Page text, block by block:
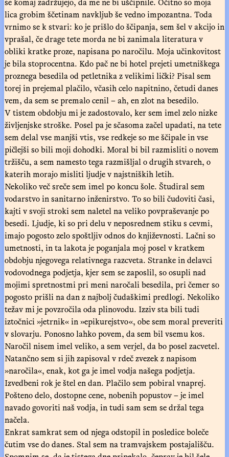
lica grobim ščetinam navkljub še vedno impozantna. Toda
vrnimo se k stvari: ko je prišlo do ščipanja, sem šel v akcijo in
vprašal, če drage tete morda ne bi zanimala literatura v
obliki kratke proze, napisana po naročilu. Moja učinkovitost
je bila stoprocentna. Kdo pač ne bi hotel prejeti umetniškega
proznega besedila od petletnika z velikimi lički? Pisal sem
torej in prejemal plačilo, včasih celo napitnino, četudi danes
vem, da sem se premalo cenil – ah, en zlot na besedilo.
V tistem obdobju mi je zadostovalo, ker sem imel zelo nizke
življenjske stroške. Posel pa je sčasoma začel upadati, na tete
sem delal vse manjši vtis, vse redkeje so me ščipale in vse
pičlejši so bili moji dohodki. Moral bi bil razmisliti o novem
tržišču, a sem namesto tega razmišljal o drugih stvareh, o
katerih morajo misliti ljudje v najstniških letih.
Nekoliko več sreče sem imel po koncu šole. Študiral sem
vodarstvo in sanitarno inženirstvo. To so bili čudoviti časi,
kajti v svoji stroki sem naletel na veliko povpraševanje po
besedi. Ljudje, ki so pri delu v neposrednem stiku s cevmi,
imajo pogosto zelo spoštljiv odnos do književnosti. Lačni so
umetnosti, in ta lakota je poganjala moj posel v kratkem
obdobju njegovega relativnega razcveta. Stranke in delavci
vodovodnega podjetja, kjer sem se zaposlil, so osupli nad
mojimi spretnostmi pri meni naročali besedila, pri čemer so
pogosto prišli na dan z najbolj čudaškimi predlogi. Nekoliko
težav mi je povzročila oda plinovodu. Izziv sta bili tudi
iztočnici »jetrnik« in »epikurejstvo«, obe sem moral preveriti
v slovarju. Ponosno lahko povem, da sem bil vsemu kos.
Naročil nisem imel veliko, a sem verjel, da bo posel zacvetel.
Natančno sem si jih zapisoval v rdeč zvezek z napisom
»naročila«, enak, kot ga je imel vodja našega podjetja.
Izvedbeni rok je štel en dan. Plačilo sem pobiral vnaprej.
Pošteno delo, dostopne cene, nobenih popustov – je imel
navado govoriti naš vodja, in tudi sam sem se držal tega
načela.
Enkrat samkrat sem od njega odstopil in posledice boleče
čutim vse do danes. Stal sem na tramvajskem postajališču.